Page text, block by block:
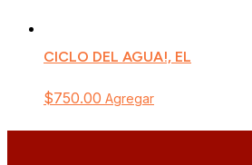
CICLO DEL AGUA!, EL
$750.00 Agregar